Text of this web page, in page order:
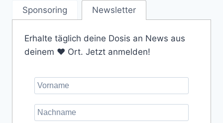
Sponsoring Newsletter
Erhalte täglich deine Dosis an News aus
deinem ❤️ Ort. Jetzt anmelden!